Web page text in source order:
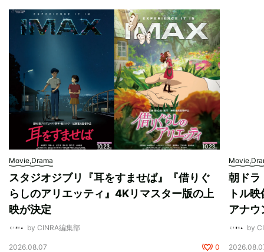
Movie,Drama
スタジオジブリ『耳をすませば』『借りぐ
らしのアリエッティ』4Kリマスター版の上
映が決定
by CINRA編集部
2026.08.07 0
朝ドラ
トル
アナウ
by